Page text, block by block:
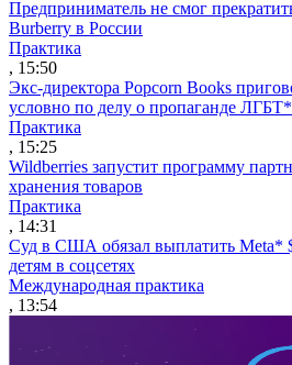
Предприниматель не смог
Burberry в России
Практика
, 15:50
Экс-директора Popcorn Books
условно по делу о пропаганде ЛГБТ*
Практика
, 15:25
Wildberries запустит программу
хранения товаров
Практика
, 14:31
Суд в США обязал выплатить Meta*
детям в соцсетях
Международная практика
, 13:54